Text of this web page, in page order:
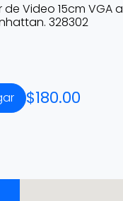
Video 15cm VGA a
328302
$180.00